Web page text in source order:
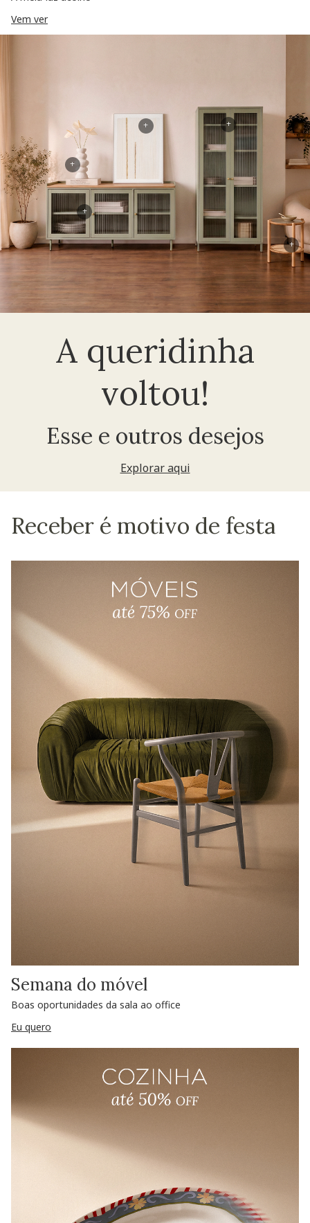
Vem ver
A queridinha
voltou!
Esse e outros desejos
Explorar aqui
+
+
+
+
+
Receber é motivo de festa
Semana do móvel
Boas oportunidades da sala ao office
Eu quero